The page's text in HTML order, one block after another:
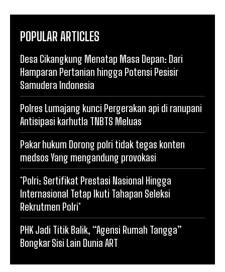
POPULAR ARTICLES
Desa Cikangkung Menatap Masa Depan: Dari
Hamparan Pertanian hingga Potensi Pesisir
Samudera Indonesia
Polres Lumajang kunci Pergerakan api di ranupani
Antisipasi karhutla TNBTS Meluas
Pakar hukum Dorong polri tidak tegas konten
medsos Yang mengandung provokasi
*Polri: Sertifikat Prestasi Nasional Hingga
Internasional Tetap Ikuti Tahapan Seleksi
Rekrutmen Polri*
PHK Jadi Titik Balik, “Agensi Rumah Tangga”
Bongkar Sisi Lain Dunia ART